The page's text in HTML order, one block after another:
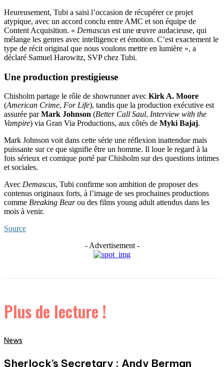
Heureusement, Tubi a saisi l’occasion de récupérer ce projet
atypique, avec un accord conclu entre AMC et son équipe de
Content Acquisition. « Demascus est une œuvre audacieuse, qui
mélange les genres avec intelligence et émotion. C’est exactement le
type de récit original que nous voulons mettre en lumière », a
déclaré Samuel Harowitz, SVP chez Tubi.
Une production prestigieuse
Chisholm partage le rôle de showrunner avec Kirk A. Moore
(American Crime, For Life), tandis que la production exécutive est
assurée parMark Johnson (Better Call Saul, Interview with the
Vampire) via Gran Via Productions, aux côtés de Myki Bajaj.
Mark Johnson voit dans cette série une réflexion inattendue mais
puissante sur ce que signifie être un homme. Il loue le regard à la
fois sérieux et comique porté par Chisholm sur des questions intimes
et sociales.
Avec Demascus, Tubi confirme son ambition de proposer des
contenus originaux forts, à l’image de ses prochaines productions
comme Breaking Bearou des films young adult attendus dans les
mois à venir.
Source
- Advertisement -
Plus de lecture !
News
Sherlock’s Secretary : Andy Berman